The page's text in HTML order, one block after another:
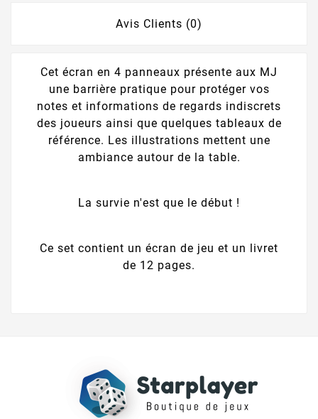
Avis Clients (0)
Cet écran en 4 panneaux présente aux MJ
une barrière pratique pour protéger vos
notes et informations de regards indiscrets
des joueurs ainsi que quelques tableaux de
référence. Les illustrations mettent une
ambiance autour de la table.
La survie n'est que le début !
Ce set contient un écran de jeu et un livret
de 12 pages.